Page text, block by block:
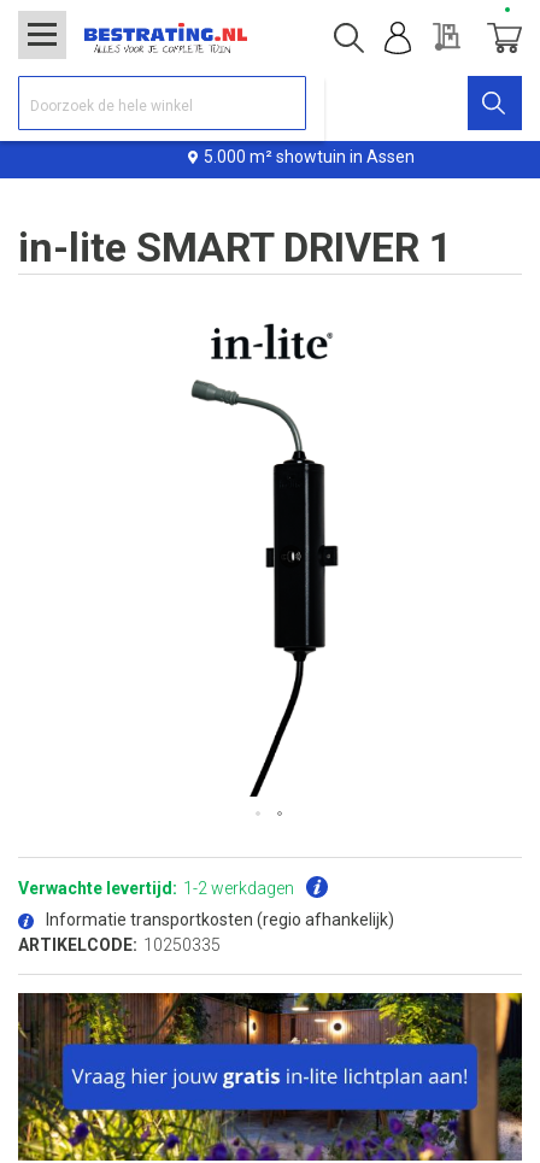
5.000 m² showtuin in Assen
Offerte
in-lite SMART DRIVER 1
naar
begin
de
afbeeldingen-
Verwachte levertijd: 1-2 werkdagen
Informatie transportkosten (regio afhankelijk)
ARTIKELCODE: 10250335